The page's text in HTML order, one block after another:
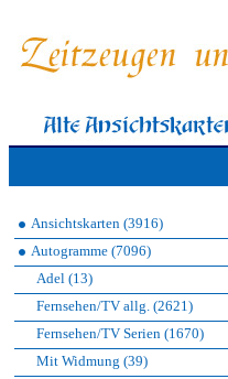
Ansichtskarten (3916)
Autogramme (7096)
Adel (13)
Fernsehen/TV allg. (2621)
Fernsehen/TV Serien (1670)
Mit Widmung (39)